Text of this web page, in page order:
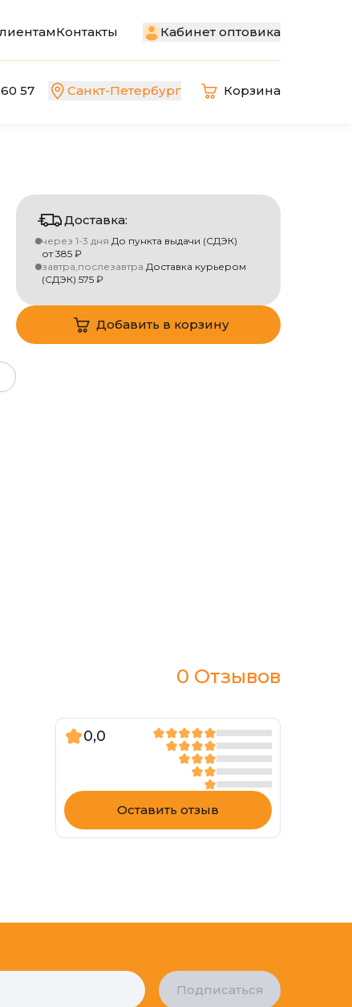
Контакты Кабинет оптовика
57 Санкт-Петербург Корзина
Доставка:
через 1-3 дня До пункта выдачи (СДЭК)
от385₽
завтра,послезавтра Доставка курьером
(СДЭК) 575₽
Добавить в корзину
0 Отзывов
0,0
Оставить отзыв
Подписаться